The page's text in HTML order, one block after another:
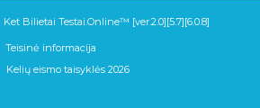
Ket Bilietai Testai.Online™ [ver.2.0][5.7][6.0.8]
Teisinė informacija
Kelių eismo taisyklės 2026